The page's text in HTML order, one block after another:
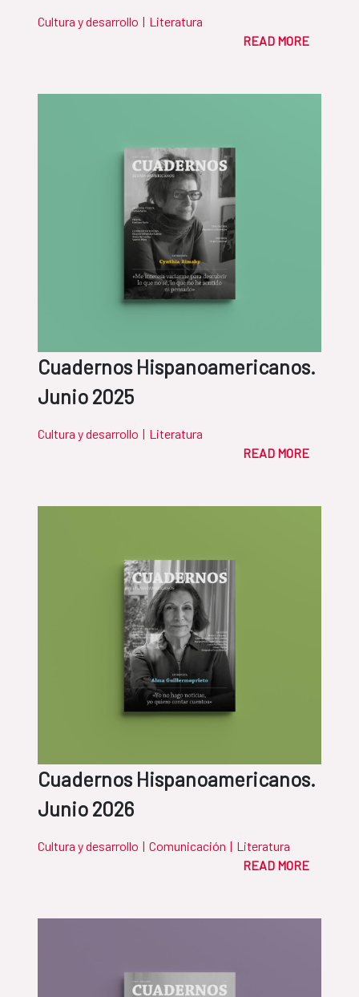
Cultura y desarrollo | Literatura
READ MORE
Cuadernos Hispanoamericanos.
Junio 2025
Cultura y desarrollo | Literatura
READ MORE
Cuadernos Hispanoamericanos.
Junio 2026
Cultura y desarrollo | Comunicación | Literatura
READ MORE